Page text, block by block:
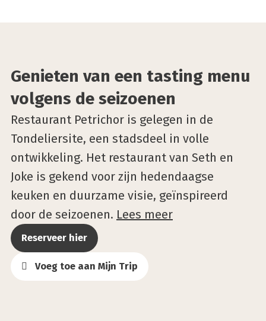
Genieten van een tasting menu
volgens de seizoenen
Restaurant Petrichor is gelegen in de
Tondeliersite, een stadsdeel in volle
ontwikkeling. Het restaurant van Seth en
Joke is gekend voor zijn hedendaagse
keuken en duurzame visie, geïnspireerd
door de seizoenen. Lees meer
Reserveer hier
Voeg toe aan Mijn Trip